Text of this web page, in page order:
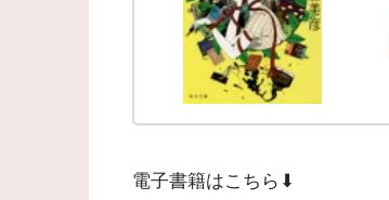
電子書籍はこちら⬇︎